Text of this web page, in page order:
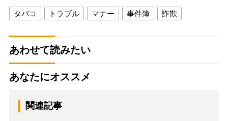
タバコ トラブル マナー 事件簿 詐欺
あわせて読みたい
あなたにオススメ
関連記事